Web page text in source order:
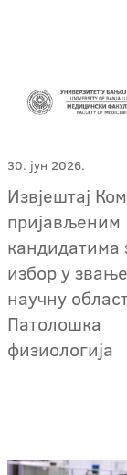
30. јун 2026.
Извјештај
пријављеним
кандидатима
избор у
научну
Патолошка
физиологија